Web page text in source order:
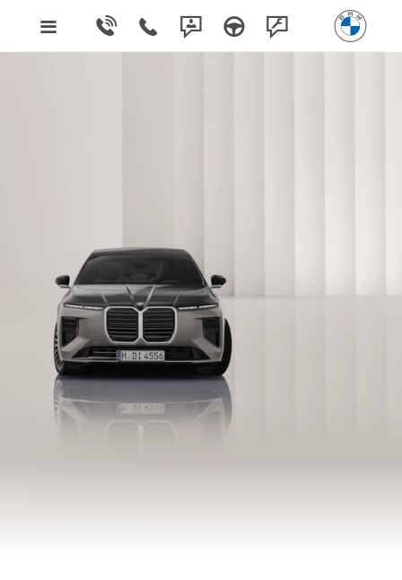
Poznaj BMW 7